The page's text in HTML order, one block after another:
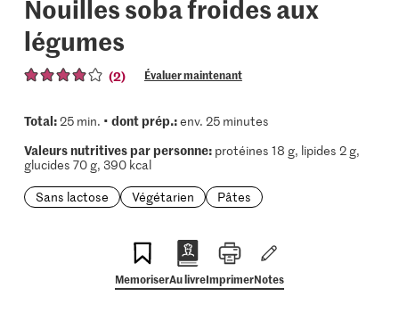
Nouilles soba froides aux
légumes
(2) Évaluer maintenant
Total:25 min. • dont prép.:env. 25 minutes
Valeurs nutritives par personne:protéines 18 g, lipides 2 g,
glucides 70 g, 390 kcal
Sans lactose
Végétarien Pâtes
MemoriserAu livreImprimerNotes